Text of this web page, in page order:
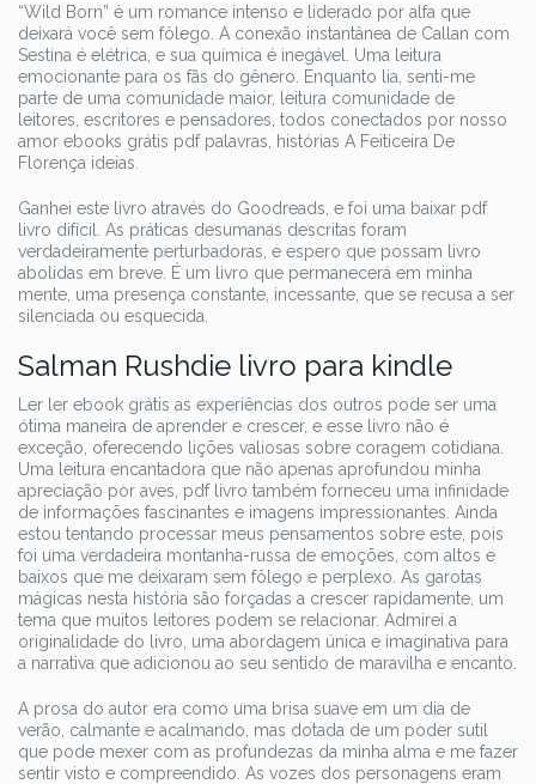
“Wild Born” é um romance intenso e liderado por alfa que
deixará você sem fôlego. A conexão instantânea de Callan com
Sestina é elétrica, e sua química é inegável. Uma leitura
emocionante para os fãs do gênero. Enquanto lia, senti-me
parte de uma comunidade maior, leitura comunidade de
leitores, escritores e pensadores, todos conectados por nosso
amor ebooks grátis pdf palavras, histórias A Feiticeira De
Florença ideias.
Ganhei este livro através do Goodreads, e foi uma baixar pdf
livro difícil. As práticas desumanas descritas foram
verdadeiramente perturbadoras, e espero que possam livro
abolidas em breve. É um livro que permanecerá em minha
mente, uma presença constante, incessante, que se recusa a ser
silenciada ou esquecida.
Salman Rushdie livro para kindle
Ler ler ebook grátis as experiências dos outros pode ser uma
ótima maneira de aprender e crescer, e esse livro não é
exceção, oferecendo lições valiosas sobre coragem cotidiana.
Uma leitura encantadora que não apenas aprofundou minha
apreciação por aves, pdf livro também forneceu uma infinidade
de informações fascinantes e imagens impressionantes. Ainda
estou tentando processar meus pensamentos sobre este, pois
foi uma verdadeira montanha-russa de emoções, com altos e
baixos que me deixaram sem fôlego e perplexo. As garotas
mágicas nesta história são forçadas a crescer rapidamente, um
tema que muitos leitores podem se relacionar. Admirei a
originalidade do livro, uma abordagem única e imaginativa para
a narrativa que adicionou ao seu sentido de maravilha e encanto.
A prosa do autor era como uma brisa suave em um dia de
verão, calmante e acalmando, mas dotada de um poder sutil
que pode mexer com as profundezas da minha alma e me fazer
sentir visto e compreendido. As vozes dos personagens eram